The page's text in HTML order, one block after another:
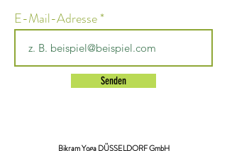
E-Mail-Adresse
Senden
Bikram Yoga DÜSSELDORF GmbH